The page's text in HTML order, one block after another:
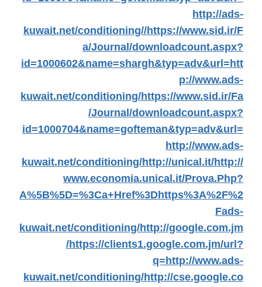
http://ads-
kuwait.net/conditioning//https://www.sid.ir/F
a/Journal/downloadcount.aspx?
id=1000602&name=shargh&typ=adv&url=htt
p://www.ads-
kuwait.net/conditioning/https://www.sid.ir/Fa
/Journal/downloadcount.aspx?
id=1000704&name=gofteman&typ=adv&url=
http://www.ads-
kuwait.net/conditioning/http://unical.it/http://
www.economia.unical.it/Prova.Php?
A%5B%5D=%3Ca+Href%3Dhttps%3A%2F%2
Fads-
kuwait.net/conditioning/http://google.com.jm
/https://clients1.google.com.jm/url?
q=http://www.ads-
kuwait.net/conditioning/http://cse.google.co